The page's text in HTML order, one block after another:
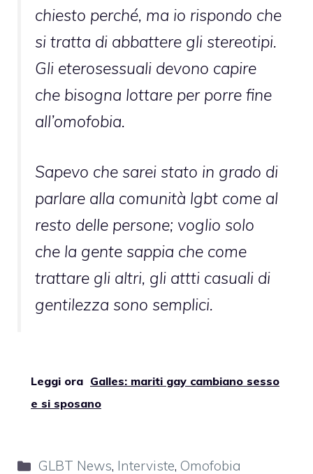
chiesto perché, ma io rispondo che
si tratta di abbattere gli stereotipi.
Gli eterosessuali devono capire
che bisogna lottare per porre fine
all’omofobia.
Sapevo che sarei stato in grado di
parlare alla comunità lgbt come al
resto delle persone; voglio solo
che la gente sappia che come
trattare gli altri, gli attti casuali di
gentilezza sono semplici.
Leggi ora Galles: mariti gay cambiano sesso
e si sposano
Categorie
GLBT News, Interviste, Omofobia